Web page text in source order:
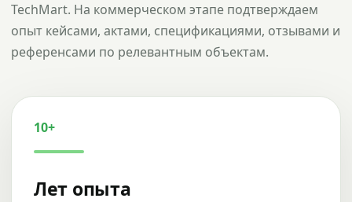
TechMart. На коммерческом этапе подтверждаем
опыт кейсами, актами, спецификациями, отзывами и
референсами по релевантным объектам.
10+
Лет опыта